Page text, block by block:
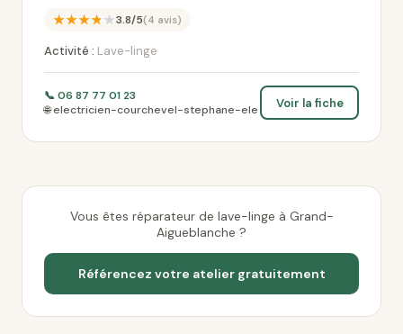
★★★★★3.8/5(4 avis)
Activité : Lave-linge
📞 06 87 77 01 23
🌐 electricien-courchevel-stephane-ele
Voir la fiche
Vous êtes réparateur de lave-linge à Grand-
Aigueblanche ?
Référencez votre atelier gratuitement